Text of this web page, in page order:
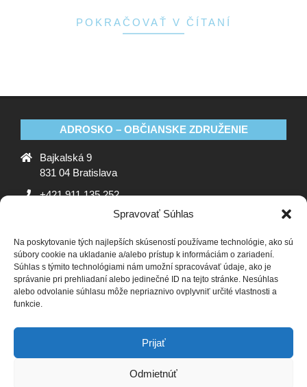
Spravovať Súhlas
Na poskytovanie tých najlepších skúseností používame technológie, ako sú
súbory cookie na ukladanie a/alebo prístup k informáciám o zariadení.
Súhlas s týmito technológiami nám umožní spracovávať údaje, ako je
správanie pri prehliadaní alebo jedinečné ID na tejto stránke. Nesúhlas
alebo odvolanie súhlasu môže nepriaznivo ovplyvniť určité vlastnosti a
funkcie.
Prijať
Odmietnúť
POKRAČOVAŤ V ČÍTANÍ
ADROSKO – OBČIANSKE ZDRUŽENIE
Bajkalská 9
831 04 Bratislava
+421 911 135 252
ADROSKO
Stanovy OZ Ochrana osobných údajov
Zásady
používania súborov cookie (EÚ)
Vyhlásenie o ochrane
osobných údajov (EU)
SLEDUJTE NÁS